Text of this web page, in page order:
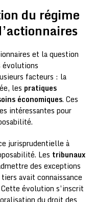
du régime
et la question
évolutions
facteurs : la
les pratiques
économiques. Ces
intéressantes pour
jurisprudentielle à
Les tribunaux
des exceptions
avait connaissance
évolution s’inscrit